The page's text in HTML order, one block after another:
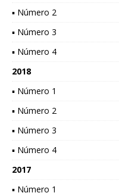
▪ Número 2
▪ Número 3
▪ Número 4
2018
▪ Número 1
▪ Número 2
▪ Número 3
▪ Número 4
2017
▪ Número 1